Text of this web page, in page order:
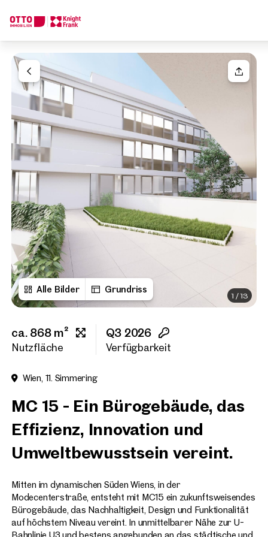
Alle Bilder Grundriss
1 /13
ca. 868 m²
Nutzfläche
Q3 2026
Verfügbarkeit
Wien, 11. Simmering
MC 15 - Ein Bürogebäude, das
Effizienz, Innovation und
Umweltbewusstsein vereint.
Mitten im dynamischen Süden Wiens, in der
Modecenterstraße, entsteht mit MC15 ein zukunftsweisendes
Bürogebäude, das Nachhaltigkeit, Design und Funktionalität
auf höchstem Niveau vereint. In unmittelbarer Nähe zur U-
Ihre Anfrage
Ihre Nachricht
Bitte wählen
Vorname
Nachname
Telefonnummer
Ich habe die AGB und
Ich möchte regelmäßig
GmbH die angegebenen
Wir finden Ihre
Traumimmobilie
Sagen Sie uns was Sie suchen und wir finden Ihre
Wie möchten Sie uns kontaktieren?
Immobilie konfigurieren & finden lassen
Direkte:r Ansprechpartner:in
Anrufen oder Rückruf vereinbaren